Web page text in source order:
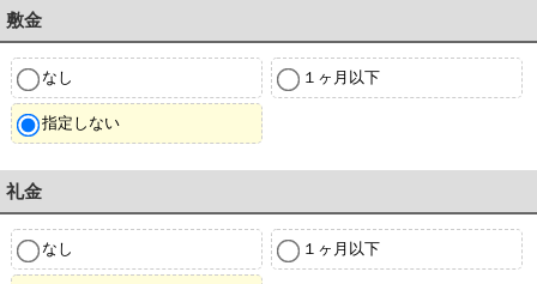
敷金
なし １ヶ月以下
指定しない
礼金
なし １ヶ月以下